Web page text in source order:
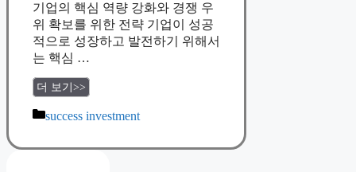
기업의 핵심 역량 강화와 경쟁 우
위 확보를 위한 전략 기업이 성공
적으로 성장하고 발전하기 위해서
는 핵심 …
더 보기>>
Categories
success investment